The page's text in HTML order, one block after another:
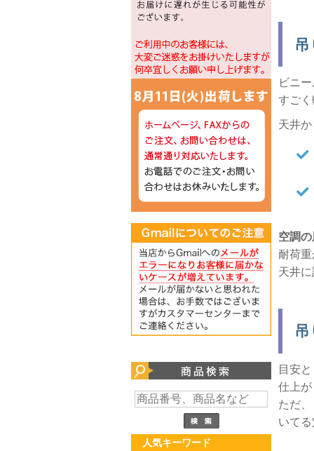
人気キーワード
ビニ
すご
天井
空調
耐荷
天井
目安
仕上
ただ
いて